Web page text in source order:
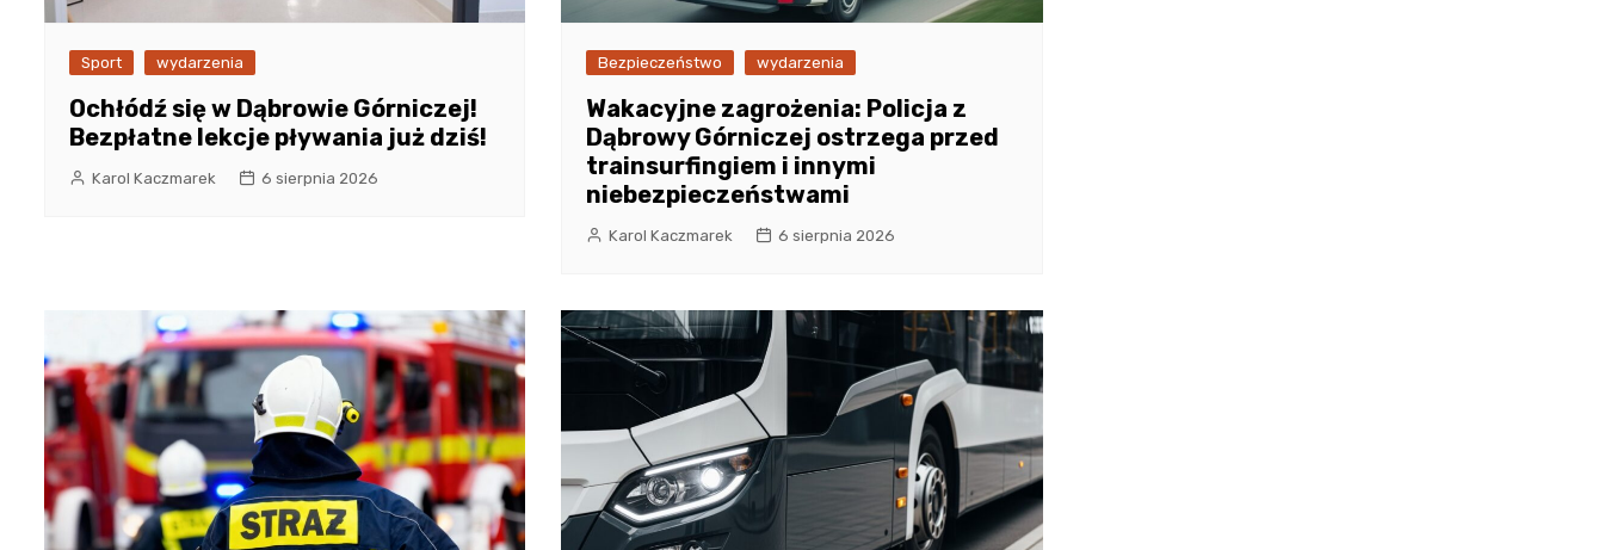
Sport wydarzenia
Ochłódź się w Dąbrowie Górniczej!
Bezpłatne lekcje pływania już dziś!
Karol Kaczmarek 6 sierpnia 2026
Bezpieczeństwo wydarzenia
Wakacyjne zagrożenia: Policja z
Dąbrowy Górniczej ostrzega przed
trainsurfingiem i innymi
niebezpieczeństwami
Karol Kaczmarek 6 sierpnia 2026